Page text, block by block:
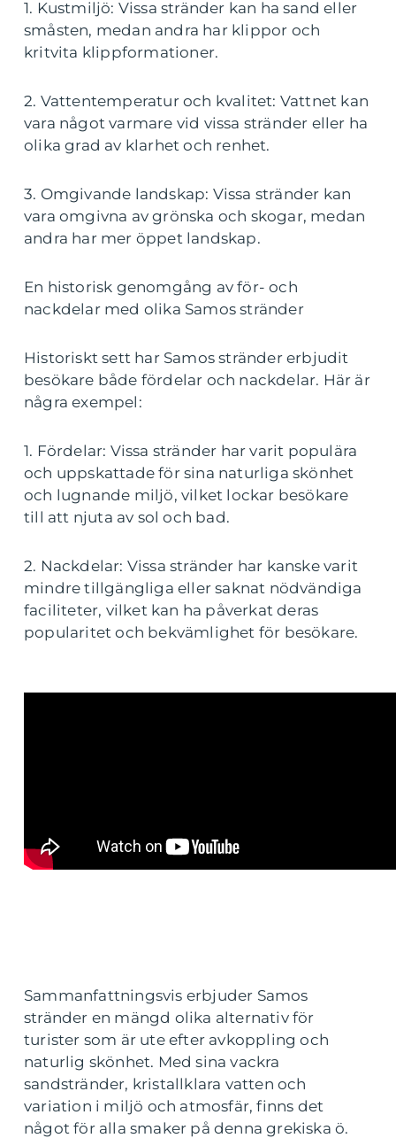
1. Kustmiljö: Vissa stränder kan ha sand eller
småsten, medan andra har klippor och
kritvita klippformationer.
2. Vattentemperatur och kvalitet: Vattnet kan
vara något varmare vid vissa stränder eller ha
olika grad av klarhet och renhet.
3. Omgivande landskap: Vissa stränder kan
vara omgivna av grönska och skogar, medan
andra har mer öppet landskap.
En historisk genomgång av för- och
nackdelar med olika Samos stränder
Historiskt sett har Samos stränder erbjudit
besökare både fördelar och nackdelar. Här är
några exempel:
1. Fördelar: Vissa stränder har varit populära
och uppskattade för sina naturliga skönhet
och lugnande miljö, vilket lockar besökare
till att njuta av sol och bad.
2. Nackdelar: Vissa stränder har kanske varit
mindre tillgängliga eller saknat nödvändiga
faciliteter, vilket kan ha påverkat deras
popularitet och bekvämlighet för besökare.
Sammanfattningsvis erbjuder Samos
stränder en mängd olika alternativ för
turister som är ute efter avkoppling och
naturlig skönhet. Med sina vackra
sandstränder, kristallklara vatten och
variation i miljö och atmosfär, finns det
något för alla smaker på denna grekiska ö.